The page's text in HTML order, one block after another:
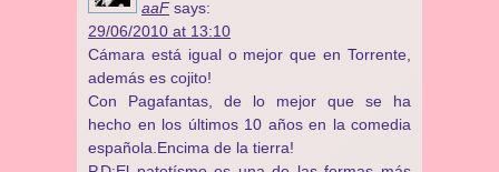
aaF says:
29/06/2010 at 13:10
Cámara está igual o mejor que en Torrente,
además es cojito!
Con Pagafantas, de lo mejor que se ha
hecho en los últimos 10 años en la comedia
española.Encima de la tierra!